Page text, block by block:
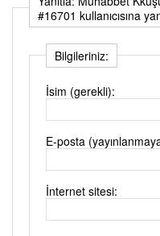
#16701 kullanıcısına
Bilgileriniz:
İsim (gerekli):
E-posta
İnternet sitesi: